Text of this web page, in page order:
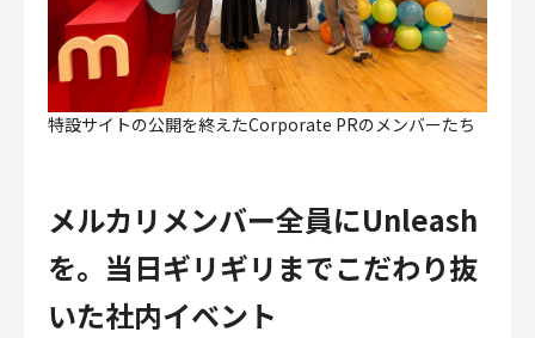
特設サイトの公開を終えたCorporate PRのメンバーたち
メルカリメンバー全員にUnleash
を。当日ギリギリまでこだわり抜
いた社内イベント